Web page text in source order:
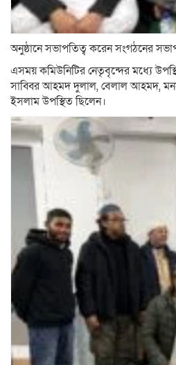
অনুষ্ঠানে সভাপতিত্ব করেন সংগঠনের
এসময় কমিউনিটির নেতৃবৃন্দের মধ্যে
সাব্বির আহমদ দুলাল, বেলাল আহমদ,
ইসলাম উপস্থিত ছিলেন।